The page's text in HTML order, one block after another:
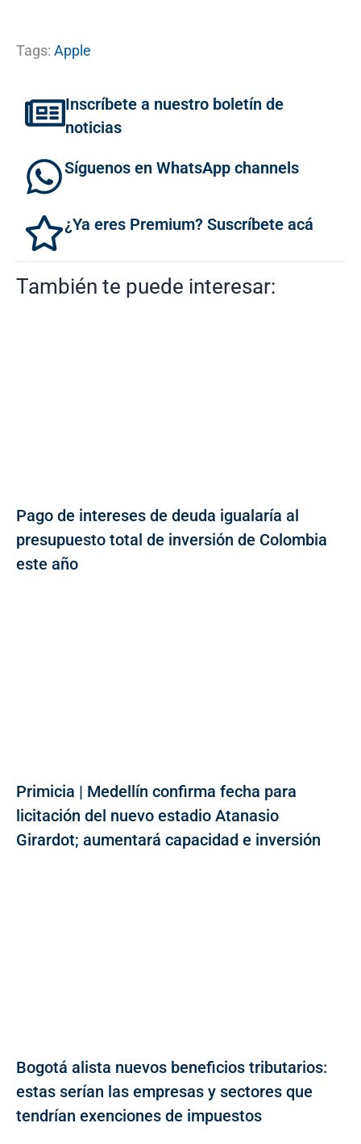
Tags: Apple
Inscríbete a nuestro boletín de
noticias
Síguenos en WhatsApp channels
¿Ya eres Premium? Suscríbete acá
También te puede interesar:
Pago de intereses de deuda igualaría al
presupuesto total de inversión de Colombia
este año
Primicia | Medellín confirma fecha para
licitación del nuevo estadio Atanasio
Girardot; aumentará capacidad e inversión
Bogotá alista nuevos beneficios tributarios:
estas serían las empresas y sectores que
tendrían exenciones de impuestos